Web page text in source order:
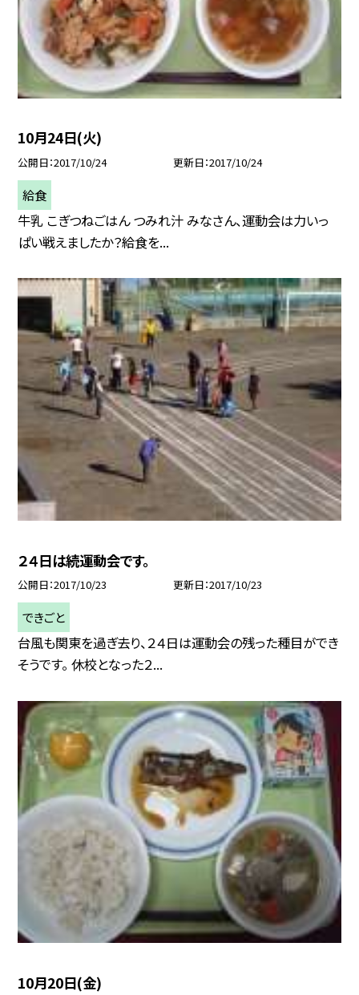
10月24日(火)
公開日 2017/10/24 更新日 2017/10/24
給食
牛乳 こぎつねごはん つみれ汁 みなさん、運動会は力いっ
ぱい戦えましたか？給食を...
２４日は続運動会です。
公開日 2017/10/23 更新日 2017/10/23
できごと
台風も関東を過ぎ去り、２４日は運動会の残った種目ができ
そうです。 休校となった２...
10月20日(金)